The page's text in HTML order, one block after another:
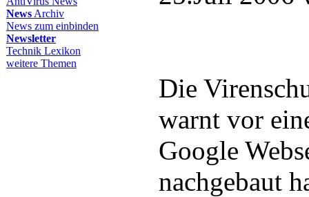
News Archiv
News zum einbinden
Newsletter
Technik Lexikon
weitere Themen
Die
warnt vor
Google
nachgebaut